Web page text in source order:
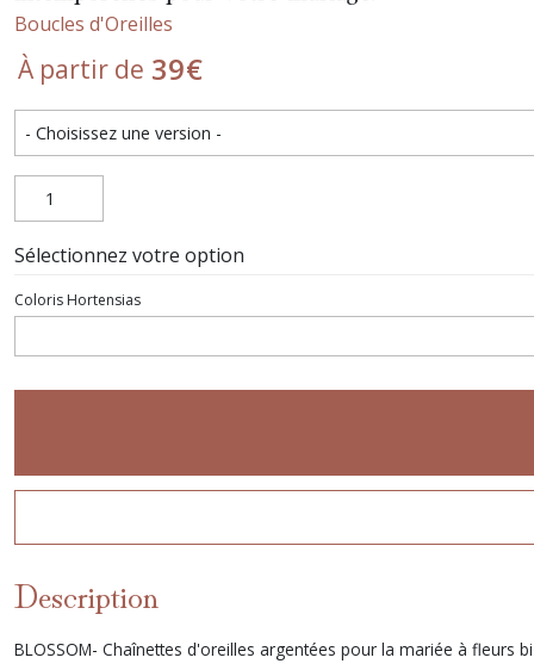
Boucles d'Oreilles
À partir de 39€
Sélectionnez votre option
Coloris Hortensias
Description
BLOSSOM- Chaînettes d'oreilles argentées pour la mariée à